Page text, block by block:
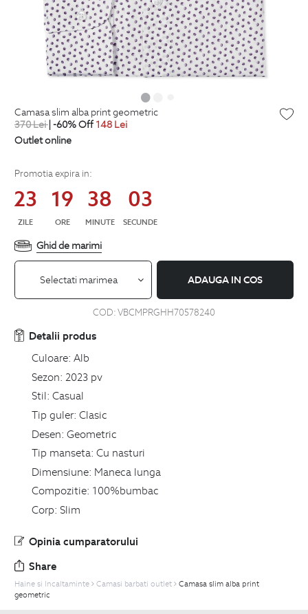
camasa slim alba print geometric
370Lei| -60% Off 148 Lei
Outlet online
Promotia expira in:
23
ZILE
19
ORE
38
MINUTE
02
SECUNDE
Ghid de marimi
Selectati marimea ADAUGA IN COS
COD:VBCMPRGHH70578240
Detalii produs
Culoare: Alb
Sezon: 2023 pv
Stil: Casual
Tip guler: Clasic
Desen: Geometric
Tip manseta: Cu nasturi
Dimensiune: Maneca lunga
Compozitie: 100%bumbac
Corp: Slim
Opinia cumparatorului
Share
Haine si Incaltaminte Camasi barbati outlet
Camasa slim alba print
geometric